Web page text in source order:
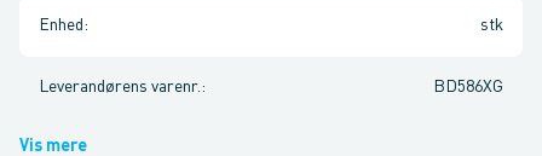
Enhed : stk
Leverandørens varenr. : BD586XG
Vis mere